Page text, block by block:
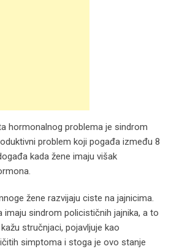
hormonalnog problema je sindrom
problem koji pogađa između 8
kada žene imaju višak
žene razvijaju ciste na jajnicima.
imaju sindrom policističnih jajnika, a to
stručnjaci, pojavljuje kao
simptoma i stoga je ovo stanje